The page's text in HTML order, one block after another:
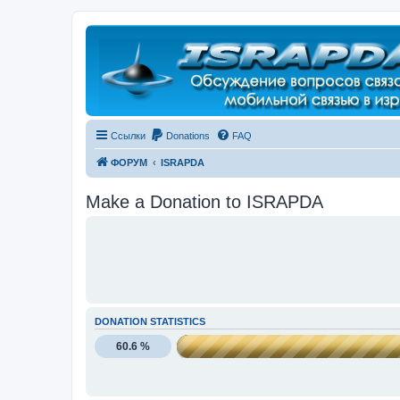
Регистрация
Ссылки Donations FAQ
ФОРУМ ISRAPDA
Make a Donation to ISRAPDA
DONATION STATISTICS
60.6 %